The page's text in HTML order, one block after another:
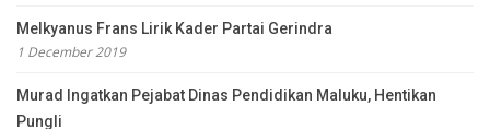
Melkyanus Frans Lirik Kader Partai Gerindra
1 December 2019
Murad Ingatkan Pejabat Dinas Pendidikan Maluku, Hentikan
Pungli